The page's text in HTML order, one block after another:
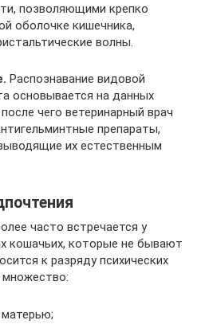
позволяющими крепко
оболочке кишечника,
волны.
Распознавание видовой
основывается на данных
чего ветеринарный врач
препараты,
их естественным
часто встречается у
кошачьих, которые не бывают
к разряду психических
матерью;